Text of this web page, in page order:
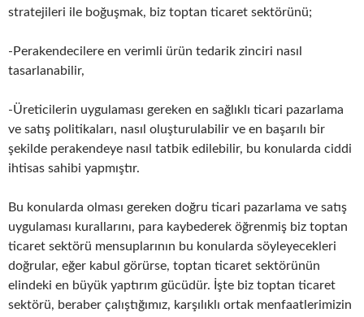
stratejileri ile boğuşmak, biz toptan ticaret sektörünü;
-Perakendecilere en verimli ürün tedarik zinciri nasıl
tasarlanabilir,
-Üreticilerin uygulaması gereken en sağlıklı ticari pazarlama
ve satış politikaları, nasıl oluşturulabilir ve en başarılı bir
şekilde perakendeye nasıl tatbik edilebilir, bu konularda ciddi
ihtisas sahibi yapmıştır.
Bu konularda olması gereken doğru ticari pazarlama ve satış
uygulaması kurallarını, para kaybederek öğrenmiş biz toptan
ticaret sektörü mensuplarının bu konularda söyleyecekleri
doğrular, eğer kabul görürse, toptan ticaret sektörünün
elindeki en büyük yaptırım gücüdür. İşte biz toptan ticaret
sektörü, beraber çalıştığımız, karşılıklı ortak menfaatlerimizin